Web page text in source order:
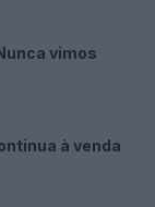
vimos
à venda